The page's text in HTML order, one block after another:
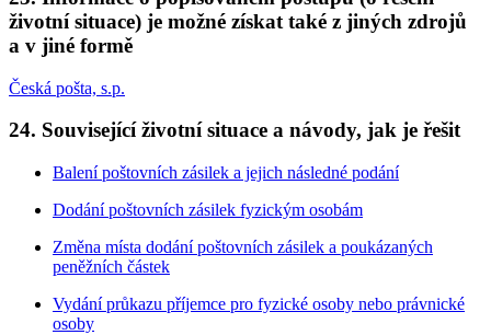
životní situace) je možné získat také z jiných zdrojů
a v jiné formě
Česká pošta, s.p.
24. Související životní situace a návody, jak je řešit
Balení poštovních zásilek a jejich následné podání
Dodání poštovních zásilek fyzickým osobám
Změna místa dodání poštovních zásilek a poukázaných
peněžních částek
Vydání průkazu příjemce pro fyzické osoby nebo právnické
osoby